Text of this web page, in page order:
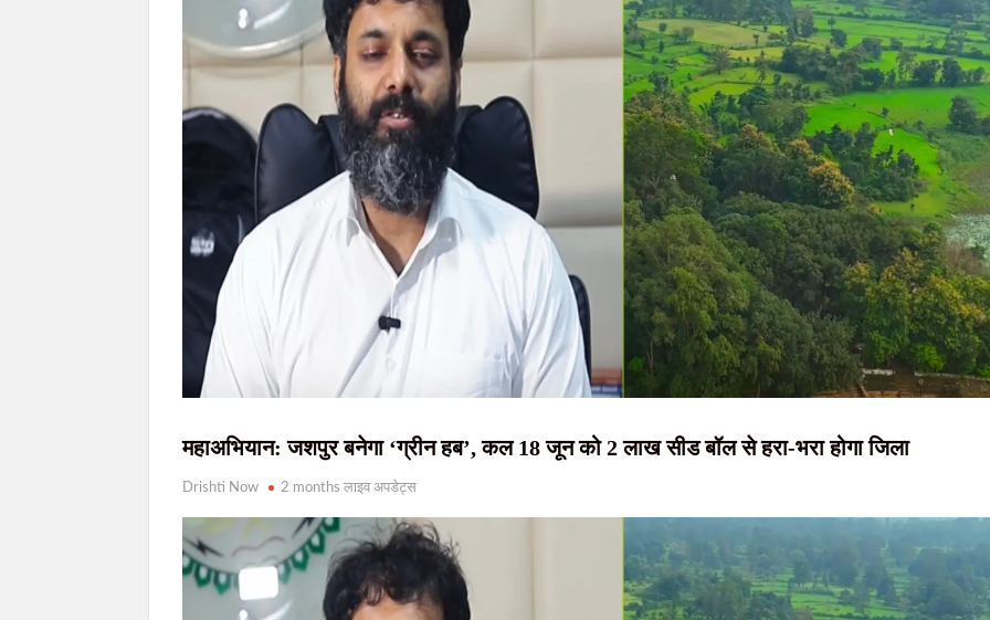
NEWS, हिंदी
न्यूज़ , HINDI
SAMACHAR,
हिंदी समाचार,
दृष्टि नाउ
77वें राज्यव्यापी वन महोत्सव में मुख्यमंत्री हेमन्त सोरेन का संदेश, बोले- जल, जंगल और जमीन का संरक्षण ही समृद्ध झारखंड की कुंजी
मुख्यमंत्री हेमन्त सोरेन को ब्रह्माकुमारी बहनों ने बांधी राखी, दिया प्रेम, सद्भाव और पवित्रता का संदेश
JPSC आंदोलन: सरकार-छात्र वार्ता आज देर शाम संभव , स्टेट गेस्ट हाउस में होगी बैठक
खराब साइकिलों पर बवाल: जनप्रतिनिधियों ने रुकवाया वितरण, पहले मरम्मत के बाद ही छात्रों को मिलेगी साइकिल
जेपीएससी-जेएसएससी(JPSC) परीक्षा विवाद: विधानसभा घेराव के दौरान हंगामा, छात्र नेता नेहा बोरा पर फेंकी गई स्याही
महाअभियान: जशपुर बनेगा ‘ग्रीन हब’, कल 18 जून को 2 लाख सीड बॉल से हरा-भरा होगा जिला
Drishti Now 2 months लाइव अपडेट्स